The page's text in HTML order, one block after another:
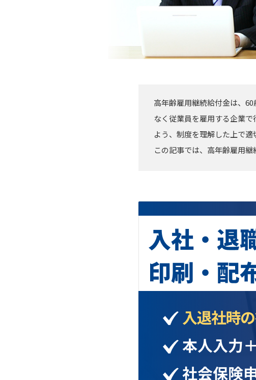
高年齢雇用継続給付金は、
なく従業員を雇用する企業
よう、制度を理解した上で適
この記事では、高年齢雇用